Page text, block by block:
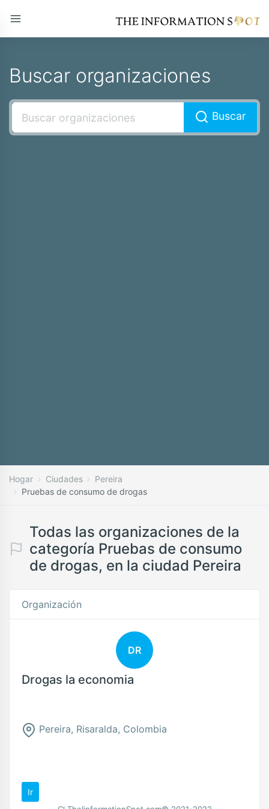
Buscar organizaciones
Buscar
Hogar Ciudades
Pereira
Pruebas de consumo de drogas
Todas las organizaciones de la
categoría Pruebas de consumo
de drogas, en la ciudad Pereira
Organización
DR
Drogas la economia
Pereira, Risaralda, Colombia
Ir